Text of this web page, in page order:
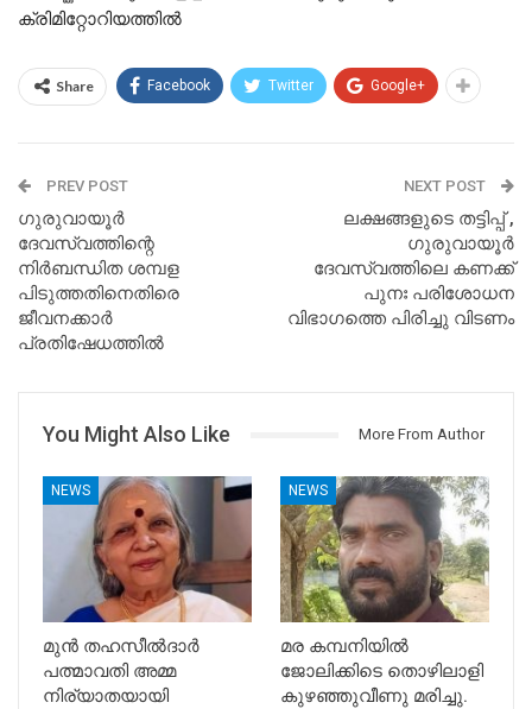
ക്രിമിറ്റോറിയത്തിൽ
Share Facebook Twitter Google+
PREV POST
ഗുരുവായൂർ
ദേവസ്വത്തിന്റെ
നിർബന്ധിത ശമ്പള
പിടുത്തതിനെതിരെ
ജീവനക്കാർ
പ്രതിഷേധത്തിൽ
NEXT POST
ലക്ഷങ്ങളുടെ തട്ടിപ്പ് ,
ഗുരുവായൂർ
ദേവസ്വത്തിലെ കണക്ക്
പുനഃ പരിശോധന
വിഭാഗത്തെ പിരിച്ചു വിടണം
You Might Also Like More From Author
NEWS
മുൻ തഹസീൽദാർ
പത്മാവതി അമ്മ
നിര്യാതയായി
NEWS
മര കമ്പനിയിൽ
ജോലിക്കിടെ തൊഴിലാളി
കുഴഞ്ഞുവീണു മരിച്ചു.